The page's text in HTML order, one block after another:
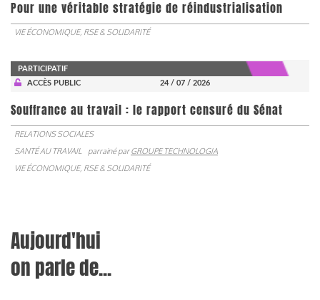
Pour une véritable stratégie de réindustrialisation
VIE ÉCONOMIQUE, RSE & SOLIDARITÉ
PARTICIPATIF
ACCÈS PUBLIC
24 / 07 / 2026
Souffrance au travail : le rapport censuré du Sénat
RELATIONS SOCIALES
SANTÉ AU TRAVAIL
parrainé parGROUPE TECHNOLOGIA
VIE ÉCONOMIQUE, RSE & SOLIDARITÉ
Aujourd'hui
on parle de...